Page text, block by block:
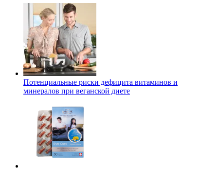
Потенциальные риски дефицита витаминов и
минералов при веганской диете